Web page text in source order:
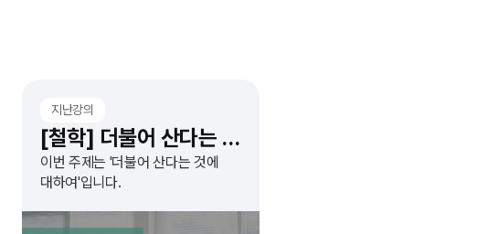
지난강의
[철학] 더불어 산다는 것에 대하여
이번 주제는 '더불어 산다는 것에
대하여'입니다.